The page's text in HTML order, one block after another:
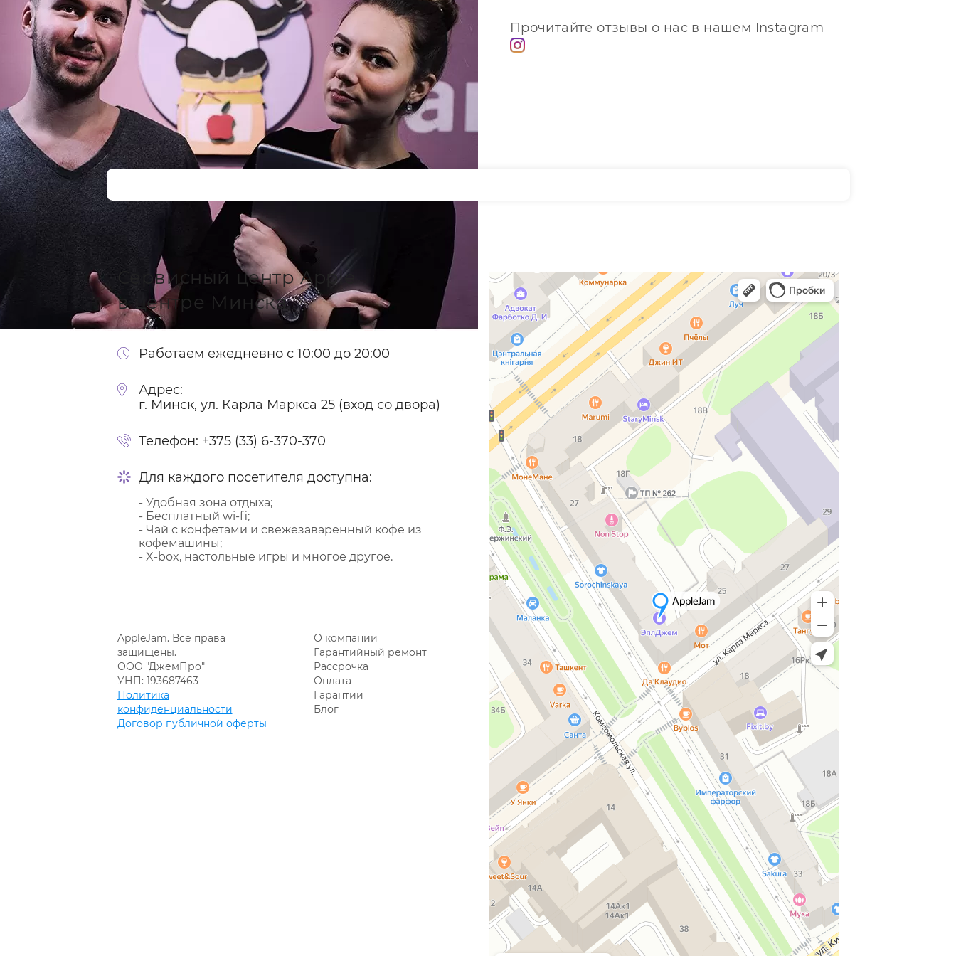
Прочитайте отзывы о нас в нашем Instagram
Сервисный центр Apple
в центре Минска
Работаем ежедневно с 10:00 до 20:00
Адрес:
г. Минск, ул. Карла Маркса 25 (вход со двора)
Телефон: +375 (33) 6-370-370
Для каждого посетителя доступна:
- Удобная зона отдыха;
- Бесплатный wi-fi;
- Чай с конфетами и свежезаваренный кофе из
кофемашины;
- X-box, настольные игры и многое другое.
AppleJam. Все права
защищены.
ООО "ДжемПро"
УНП: 193687463
Политика
конфиденциальности
Договор публичной оферты
О компании
Гарантийный ремонт
Рассрочка
Оплата
Гарантии
Блог